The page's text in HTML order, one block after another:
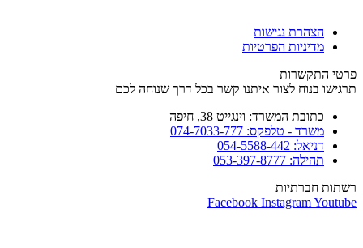
הצהרת נגישות
מדיניות הפרטיות
פרטי התקשרות
תרגישו בנוח לצור איתנו קשר בכל דרך שנוחה לכם
כתובת המשרד: וינגייט 38, חיפה
משרד - טלפקס: 074-7033-777
דניאל: 054-5588-442
תהילה: 053-397-8777
רשתות חברתיות
Facebook InstagramYoutube